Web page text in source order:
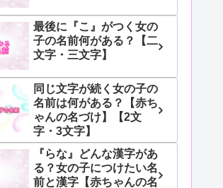
最後に『こ』がつく女の
子の名前何がある？【二
文字・三文字】
同じ文字が続く女の子の
名前は何がある？【赤ち
ゃんの名づけ】【2文
字・3文字】
『らな』どんな漢字があ
る？女の子につけたい名
前と漢字【赤ちゃんの名